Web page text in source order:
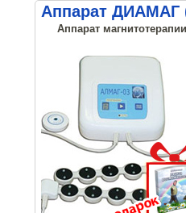
Аппарат ДИАМАГ
Аппарат